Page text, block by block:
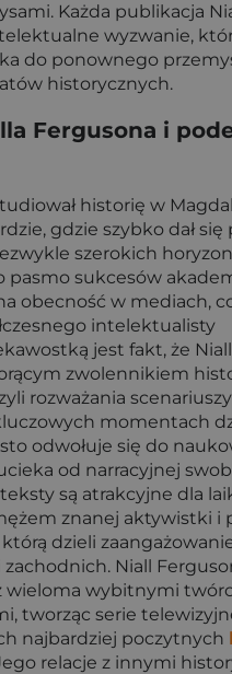
Każda publikacja
wyzwanie,
do ponownego
historycznych.
Fergusona i
historię w
gdzie szybko dał się
szerokich
pasmo sukcesów
obecność w mediach,
intelektualisty
jest fakt, że Niall
zwolennikiem
rozważania
momentach
odwołuje się do
od narracyjnej
są atrakcyjne dla
znanej aktywistki i
którą dzieli
Niall
wieloma wybitnymi
tworząc serie
najbardziej poczytnych
relacje z innymi